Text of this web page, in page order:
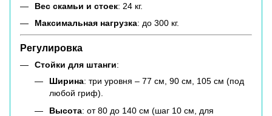
Вес скамьи и стоек: 24 кг.
Максимальная нагрузка: до 300 кг.
Регулировка
Стойки для штанги:
Ширина: три уровня – 77 см, 90 см, 105 см (под
любой гриф).
Высота: от 80 до 140 см (шаг 10 см, для